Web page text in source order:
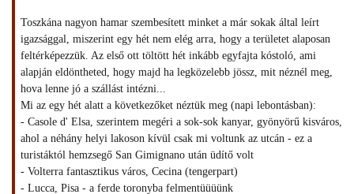
Toszkána nagyon hamar szembesített minket a már sokak által leírt
igazsággal, miszerint egy hét nem elég arra, hogy a területet alaposan
feltérképezzük. Az első ott töltött hét inkább egyfajta kóstoló, ami
alapján eldöntheted, hogy majd ha legközelebb jössz, mit néznél meg,
hova lenne jó a szállást intézni...
Mi az egy hét alatt a következőket néztük meg (napi lebontásban):
- Casole d' Elsa, szerintem megéri a sok-sok kanyar, gyönyörű kisváros,
ahol a néhány helyi lakoson kívül csak mi voltunk az utcán - ez a
turistáktól hemzsegő San Gimignano után üdítő volt
- Volterra fantasztikus város, Cecina (tengerpart)
- Lucca, Pisa - a ferde toronyba felmentüüüünk